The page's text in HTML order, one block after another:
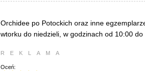
Orchidee po Potockich oraz inne
wtorku do niedzieli, w godzinach od 10:00
REKLAMA
Oceń: